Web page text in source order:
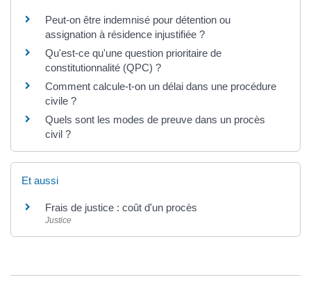
Peut-on être indemnisé pour détention ou
assignation à résidence injustifiée ?
Qu'est-ce qu'une question prioritaire de
constitutionnalité (QPC) ?
Comment calcule-t-on un délai dans une procédure
civile ?
Quels sont les modes de preuve dans un procès
civil ?
Et aussi
Frais de justice : coût d'un procès
Justice